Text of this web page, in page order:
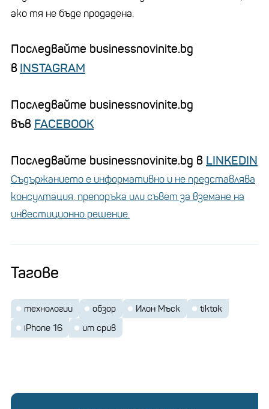
ако тя не бъде продадена.
Последвайте businessnovinite.bg
в INSTAGRAM
Последвайте businessnovinite.bg
във FACEBOOK
Последвайте businessnovinite.bg в LINKEDIN
Съдържанието е информативно и не представлява
консултация, препоръка или съвет за вземане на
инвестиционно решение.
Тагове
технологии обзор Илон Мъск
tiktok
iPhone 16
ит срив